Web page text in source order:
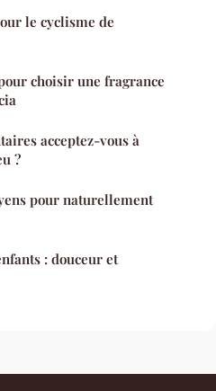
le cyclisme de
choisir une fragrance
acceptez-vous à
?
pour naturellement
: douceur et